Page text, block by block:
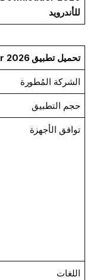
للأندرويد
تحميل تطبيق All Video Downloader 2026 للآيفون
الشركة المُطورة
حجم التطبيق
توافق الأجهزة
اللغات